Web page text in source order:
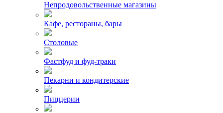
Непродовольственные магазины
Кафе, рестораны, бары
Столовые
Фастфуд и фуд-траки
Пекарни и кондитерские
Пиццерии